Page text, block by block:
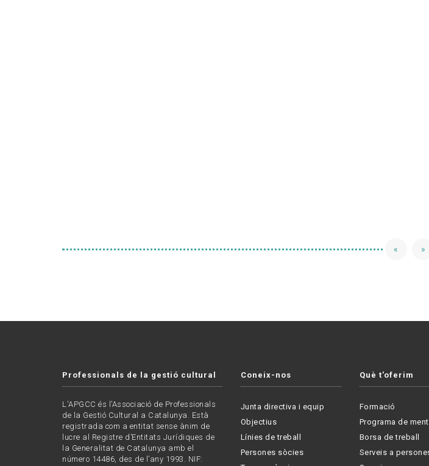
« »
Professionals de la gestió cultural
L'APGCC és l’Associació de Professionals
de la Gestió Cultural a Catalunya. Està
registrada com a entitat sense ànim de
lucre al Registre d’Entitats Jurídiques de
la Generalitat de Catalunya amb el
número 14486, des de l’any 1993. NIF:
Coneix-nos
Junta directiva i equip
Objectius
Línies de treball
Persones sòcies
Què t'oferim
Formació
Programa de
Borsa de treball
Serveis a